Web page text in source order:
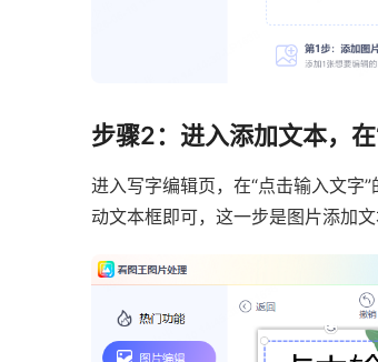
步骤2：进入添加文本，
进入写字编辑页，在“点击输入文字
动文本框即可，这一步是图片添加文